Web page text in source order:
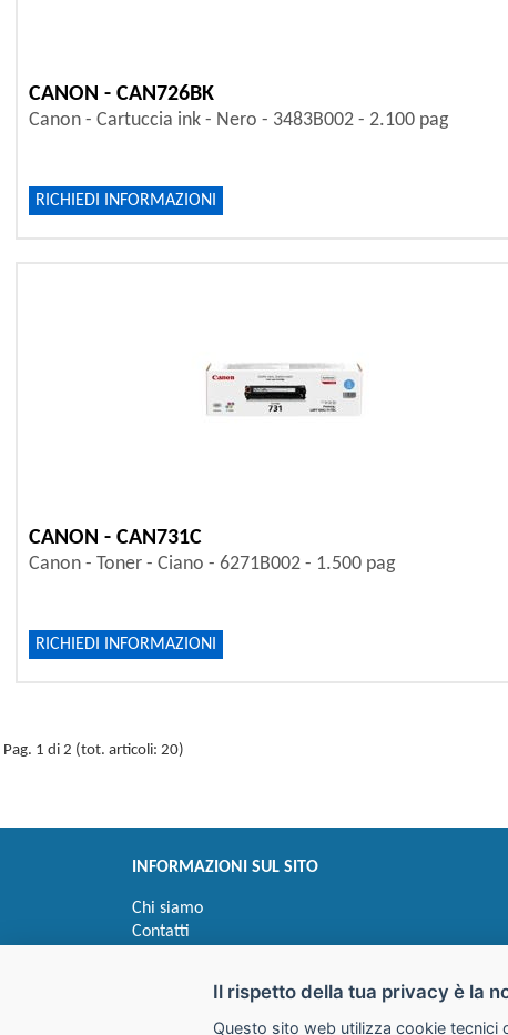
CANON - CAN726BK
Canon - Cartuccia ink - Nero - 3483B002 - 2.100 pag
RICHIEDI INFORMAZIONI
CANON - CAN731C
Canon - Toner - Ciano - 6271B002 - 1.500 pag
RICHIEDI INFORMAZIONI
Pag. 1 di 2 (tot. articoli: 20)
INFORMAZIONI SUL SITO
Chi siamo
Contatti
Il rispetto della tua privacy è la
Questo sito web utilizza cookie tecnici